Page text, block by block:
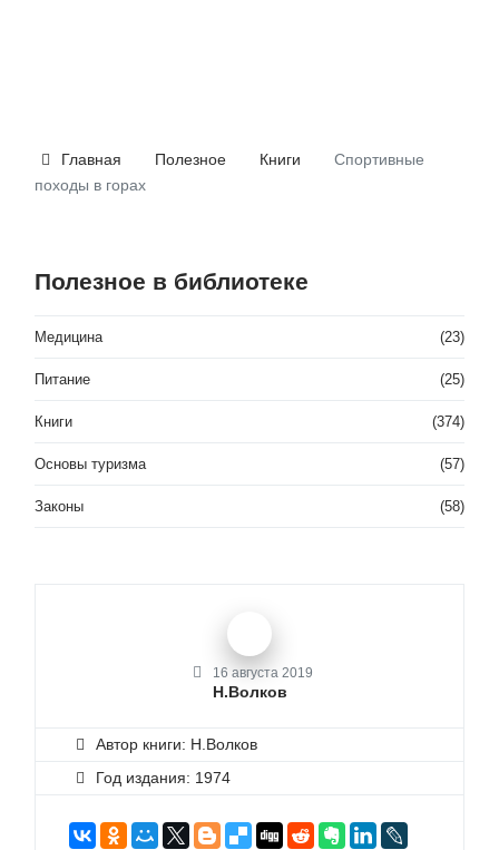
Главная Полезное Книги
Спортивные
походы в горах
Полезное в библиотеке
Медицина (23)
Питание (25)
Книги (374)
Основы туризма (57)
Законы (58)
16 августа 2019
Н.Волков
Автор книги: Н.Волков
Год издания: 1974